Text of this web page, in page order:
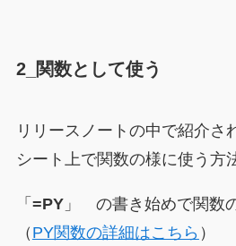
2_関数として使う
リリースノートの中で紹介さ
シート上で関数の様に使う方
「 =PY」 の書き始めで関数
（ PY関数の詳細はこちら ）